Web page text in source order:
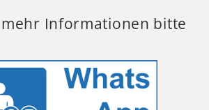
mehr Informationen bitte